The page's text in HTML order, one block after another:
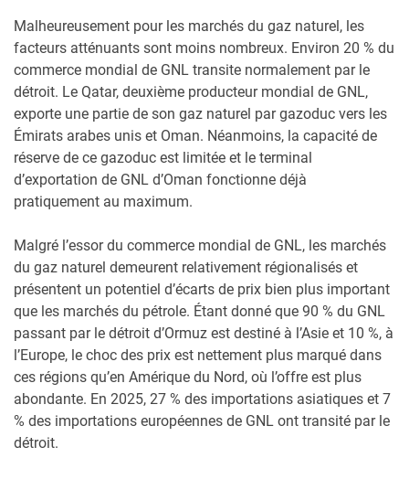
Malheureusement pour les marchés du gaz naturel, les
facteurs atténuants sont moins nombreux. Environ 20 % du
commerce mondial de GNL transite normalement par le
détroit. Le Qatar, deuxième producteur mondial de GNL,
exporte une partie de son gaz naturel par gazoduc vers les
Émirats arabes unis et Oman. Néanmoins, la capacité de
réserve de ce gazoduc est limitée et le terminal
d’exportation de GNL d’Oman fonctionne déjà
pratiquement au maximum.
Malgré l’essor du commerce mondial de GNL, les marchés
du gaz naturel demeurent relativement régionalisés et
présentent un potentiel d’écarts de prix bien plus important
que les marchés du pétrole. Étant donné que 90 % du GNL
passant par le détroit d’Ormuz est destiné à l’Asie et 10 %, à
l’Europe, le choc des prix est nettement plus marqué dans
ces régions qu’en Amérique du Nord, où l’offre est plus
abondante. En 2025, 27 % des importations asiatiques et 7
% des importations européennes de GNL ont transité par le
détroit.